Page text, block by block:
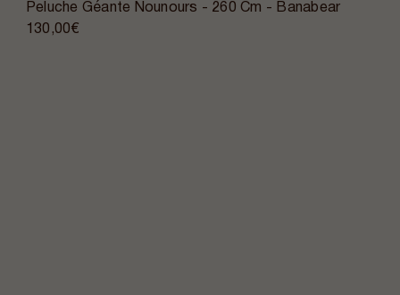
Peluche Géante Nounours - 260 Cm - Banabear
130,00€